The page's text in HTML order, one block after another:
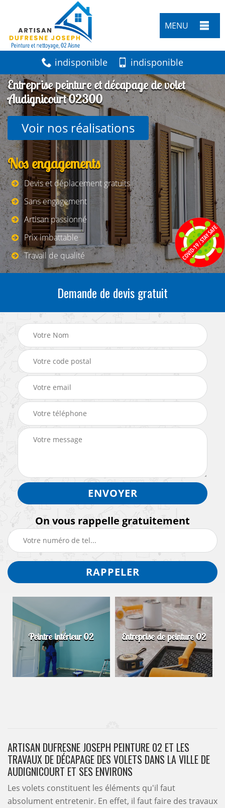
MENU
indisponible indisponible
Entreprise peinture et décapage de volet
Audignicourt 02300
Voir nos réalisations
Nos engagements
Devis et déplacement gratuits
Sans engagement
Artisan passionné
Prix imbattable
Travail de qualité
Demande de devis gratuit
On vous rappelle gratuitement
Peintre intérieur 02 Entreprise de peinture 02
ARTISAN DUFRESNE JOSEPH PEINTURE 02 ET LES
TRAVAUX DE DÉCAPAGE DES VOLETS DANS LA VILLE DE
AUDIGNICOURT ET SES ENVIRONS
Les volets constituent les éléments qu'il faut
absolument entretenir. En effet, il faut faire des travaux